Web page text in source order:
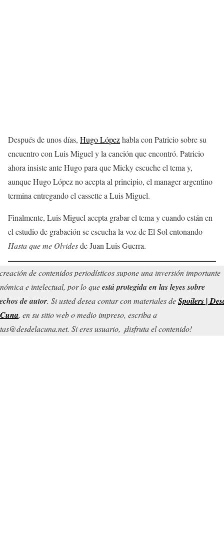
Después de unos días, Hugo Lópezhabla con Patricio sobre su
encuentro con Luis Miguel y la canción que encontró. Patricio
ahora insiste ante Hugo para que Micky escuche el tema y,
aunque Hugo López no acepta al principio, el manager argentino
termina entregando el cassette a Luis Miguel.
Finalmente, Luis Miguel acepta grabar el tema y cuando están en
el estudio de grabación se escucha la voz de El Sol entonando
Hasta que me Olvidesde Juan Luis Guerra.
de contenidos periodísticos supone una inversión importante
e intelectual, por lo queestá protegida en las leyes sobre
de autor. Si usted desea contar con materiales deSpoilers |
, en su sitio web o medio impreso, escriba a
Si eres usuario, ¡disfruta el contenido!